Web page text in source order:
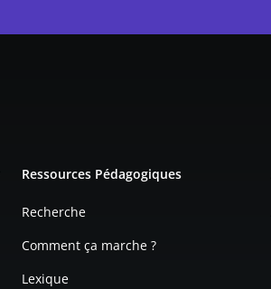
Ressources Pédagogiques
Recherche
Comment ça marche ?
Lexique